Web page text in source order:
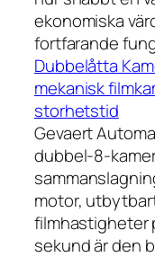
ekonomiska
fortfarande
Dubbelåtta
mekanisk
storhetstid
Gevaert
dubbel-8-
motor,
filmhastigheter
sekund är den